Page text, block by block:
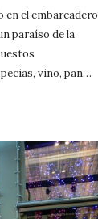
en el embarcadero
paraíso de la
vino, pan…